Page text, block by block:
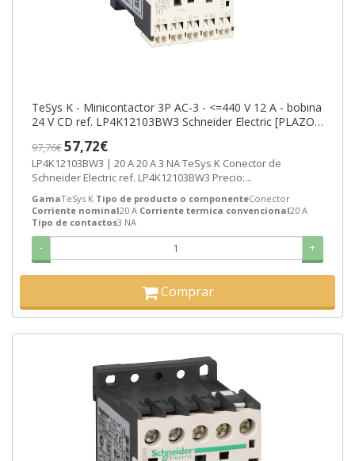
TeSys K - Minicontactor 3P AC-3 - <=440 V 12 A - bobina
24 V CD ref. LP4K12103BW3 Schneider Electric [PLAZO
97,76€57,72€
LP4K12103BW3 | 20 A 20 A 3 NA TeSys K Conector de
Schneider Electric ref. LP4K12103BW3 Precio:...
GamaTeSys K Tipo de producto o componenteConector
Corriente nominal20 A Corriente termica convencional20 A
Tipo de contactos3 NA
- +
Comprar